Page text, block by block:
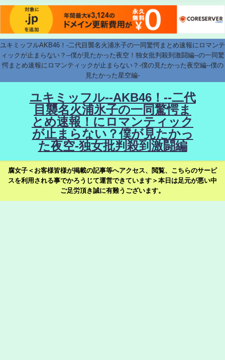
ユキミッフルAKB46！-二代目襲名火浦氷子の一同驚愕まとめ速報にロマンテ
ィックが止まらない？--僕が見たかった夜空！独女批判殺到激闘編--の一同驚
愕まとめ速報にロマンティックが止まらない？-僕の見たかった夜空編--僕の
見たかった星空編-
ユキミッフル--AKB46！--二代
目襲名火浦氷子の一同驚愕ま
とめ速報！にロマンティック
が止まらない？僕が見たかっ
た夜空-独女批判殺到激闘編
腐女子＜お客様皆様が掲載の記事等へアクセス、閲覧、こちらのサービ
スを利用される事でかろうじて運営できています＞本日は足元が悪い中
ご足労頂き誠に有難うございます。